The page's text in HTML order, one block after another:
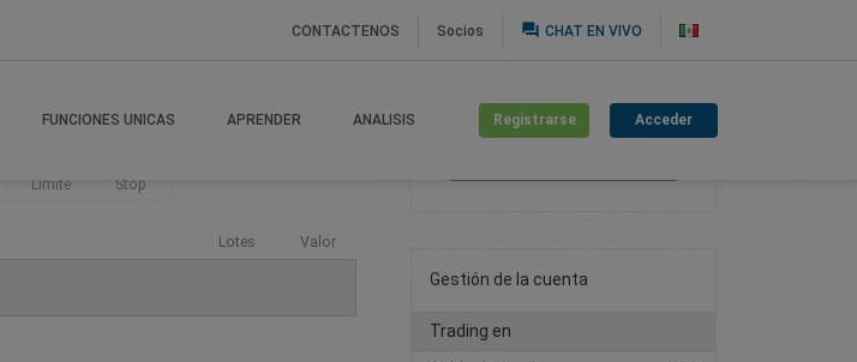
CONTACTENOS Socios question_answer CHAT EN VIVO
FUNCIONES UNICAS APRENDER ANALISIS Registrarse Acceder
Límite Stop
Lotes Valor
Cree una cuenta de
Gestión de la cuenta
Trading en